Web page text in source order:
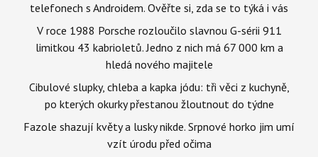
telefonech s Androidem. Ověřte si, zda se to týká i vás
V roce 1988 Porsche rozloučilo slavnou G-sérii 911
limitkou 43 kabrioletů. Jedno z nich má 67 000 km a
hledá nového majitele
Cibulové slupky, chleba a kapka jódu: tři věci z kuchyně,
po kterých okurky přestanou žloutnout do týdne
Fazole shazují květy a lusky nikde. Srpnové horko jim umí
vzít úrodu před očima